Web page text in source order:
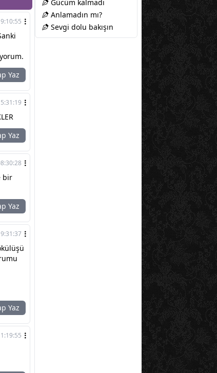
Yaz
Yaz
bir
Yaz
Yaz
Gücüm kalmadı
Anlamadın mı?
Sevgi dolu bakışın